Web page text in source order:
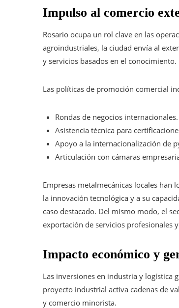
Impulso al comercio
Rosario ocupa un rol clave en las
agroindustriales, la ciudad envía al
y servicios basados en el conocimiento.
Las políticas de promoción comercial
Rondas de negocios internacionales.
Asistencia técnica para
Apoyo a la internacionalización de
Articulación con cámaras
Empresas metalmecánicas locales han
la innovación tecnológica y a su
caso destacado. Del mismo modo, el
exportación de servicios profesionales
Impacto económico y
Las inversiones en industria y logística
proyecto industrial activa cadenas de
y comercio minorista.